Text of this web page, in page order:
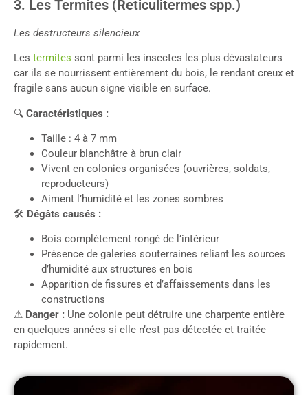
3. Les Termites (Reticulitermes spp.)
Les destructeurs silencieux
Les termites sont parmi les insectes les plus dévastateurs
car ils se nourrissent entièrement du bois, le rendant creux et
fragile sans aucun signe visible en surface.
🔍 Caractéristiques :
Taille : 4 à 7 mm
Couleur blanchâtre à brun clair
Vivent en colonies organisées (ouvrières, soldats,
reproducteurs)
Aiment l’humidité et les zones sombres
🛠 Dégâts causés :
Bois complètement rongé de l’intérieur
Présence de galeries souterraines reliant les sources
d’humidité aux structures en bois
Apparition de fissures et d’affaissements dans les
constructions
⚠ Danger : Une colonie peut détruire une charpente entière
en quelques années si elle n’est pas détectée et traitée
rapidement.